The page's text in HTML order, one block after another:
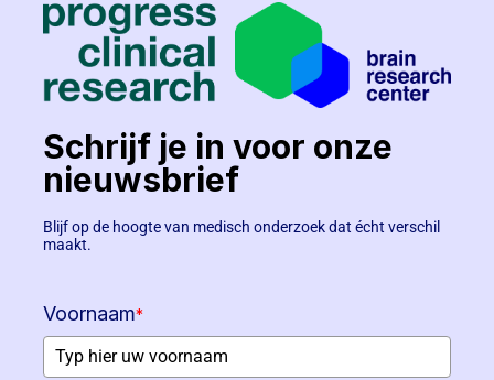
Schrijf je in voor onze
nieuwsbrief
Blijf op de hoogte van medisch onderzoek dat écht verschil
maakt.
Voornaam*